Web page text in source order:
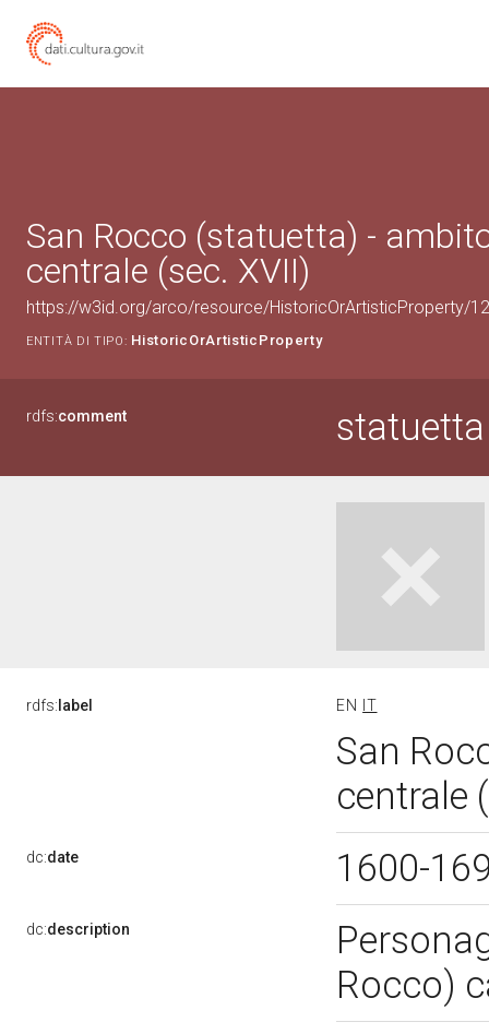
San Rocco (statuetta) -
centrale (sec. XVII)
https://w3id.org/arco/resource/HistoricOrArtisticProperty/
ENTITÀ DI TIPO: HistoricOrArtisticProperty
rdfs:comment
rdfs: label EN IT
San
centrale
dc:date 1600-
dc:description
Rocco)